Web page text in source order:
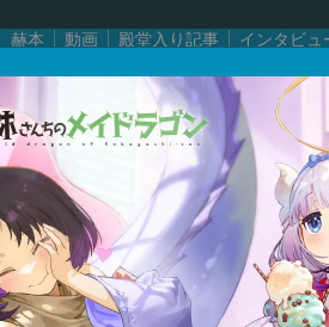
赫本 動画 殿堂入り記事 インタビュ